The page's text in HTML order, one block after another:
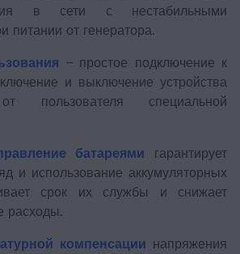
в сети с нестабильными
питании от генератора.
– простое подключение к
и выключение устройства
пользователя специальной
батареями гарантирует
и использование аккумуляторных
срок их службы и снижает
расходы.
компенсации напряжения